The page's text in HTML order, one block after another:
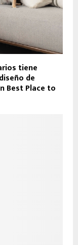
tiene
de
Best Place to